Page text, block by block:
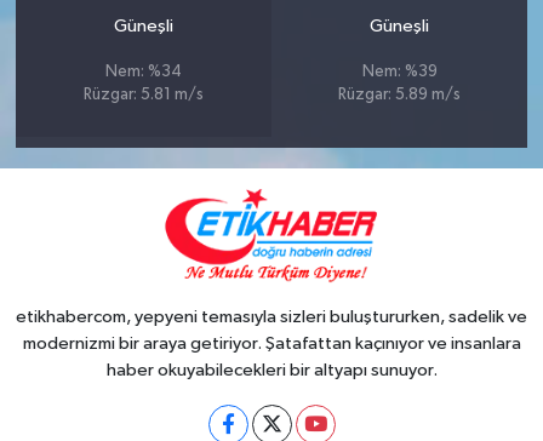
Güneşli
Nem: %34
Rüzgar: 5.81 m/s
Güneşli
Nem: %39
Rüzgar: 5.89 m/s
etikhabercom, yepyeni temasıyla sizleri buluştururken, sadelik ve
modernizmi bir araya getiriyor. Şatafattan kaçınıyor ve insanlara
haber okuyabilecekleri bir altyapı sunuyor.